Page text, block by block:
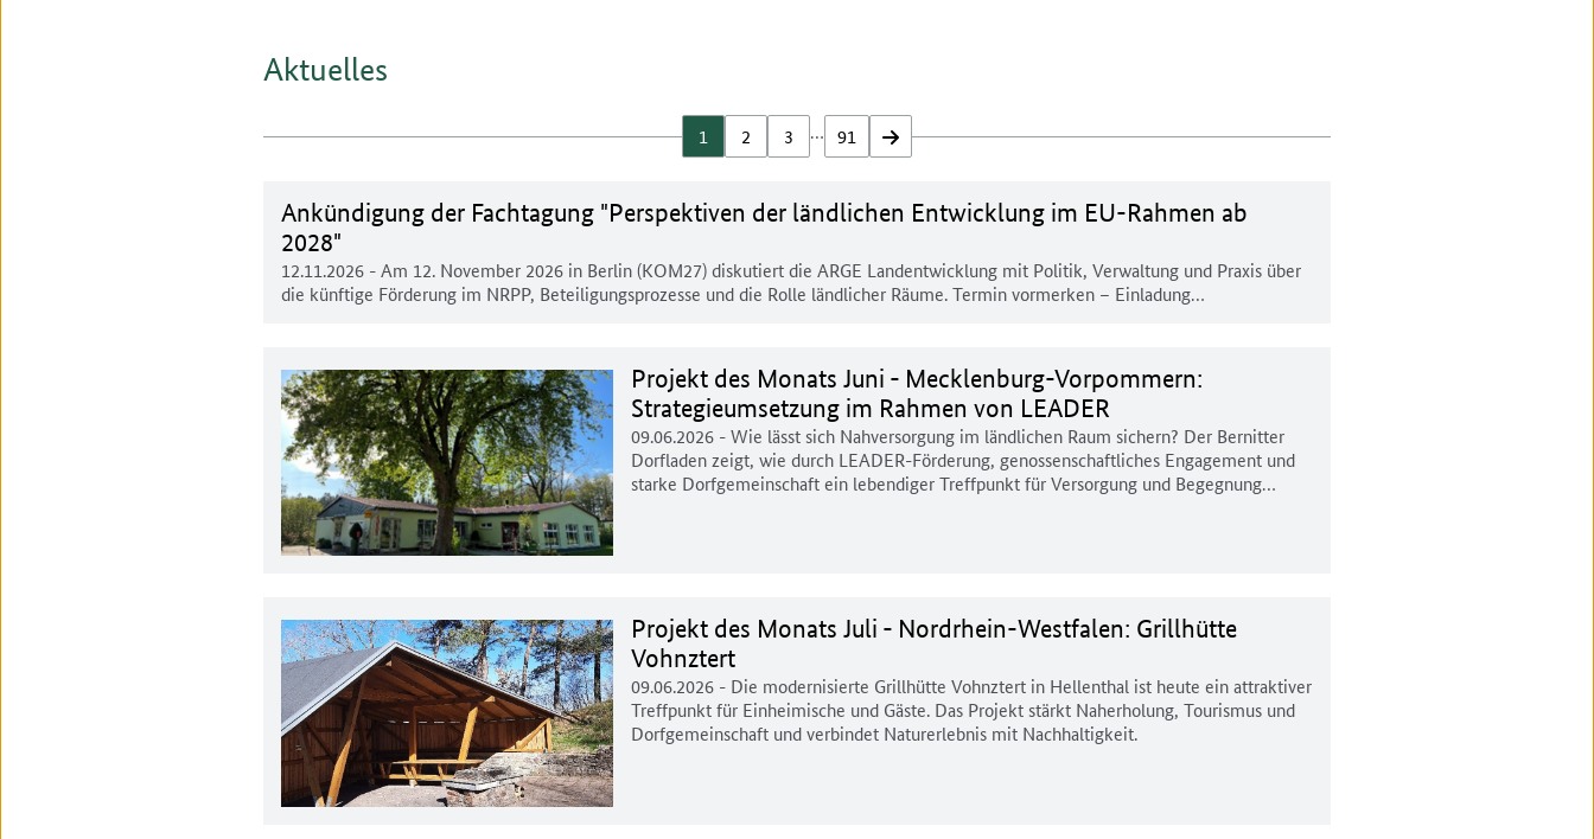
Aktuelles
1 2 3 … 91 vor
Ankündigung der Fachtagung "Perspektiven der ländlichen Entwicklung im EU-Rahmen ab
2028"
12.11.2026 - Am 12. November 2026 in Berlin (KOM27) diskutiert die ARGE Landentwicklung mit Politik, Verwaltung und Praxis über
die künftige Förderung im NRPP, Beteiligungsprozesse und die Rolle ländlicher Räume. Termin vormerken – Einladung…
Projekt des Monats Juni - Mecklenburg-Vorpommern:
Strategieumsetzung im Rahmen von LEADER
09.06.2026 - Wie lässt sich Nahversorgung im ländlichen Raum sichern? Der Bernitter
Dorfladen zeigt, wie durch LEADER-Förderung, genossenschaftliches Engagement und
starke Dorfgemeinschaft ein lebendiger Treffpunkt für Versorgung und Begegnung…
Projekt des Monats Juli - Nordrhein-Westfalen: Grillhütte
Vohnztert
09.06.2026 - Die modernisierte Grillhütte Vohnztert in Hellenthal ist heute ein attraktiver
Treffpunkt für Einheimische und Gäste. Das Projekt stärkt Naherholung, Tourismus und
Dorfgemeinschaft und verbindet Naturerlebnis mit Nachhaltigkeit.